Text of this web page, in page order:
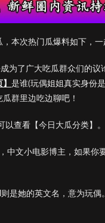
本次热门瓜爆料如下，一
为了广大吃瓜群众们的
是谁(玩偶姐姐真实身份
群里边吃边聊吧！
查看【今日大瓜分类】。
中文小电影博主，如果你
是她的英文名，意为玩